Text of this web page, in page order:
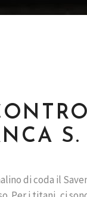
S.
di coda il